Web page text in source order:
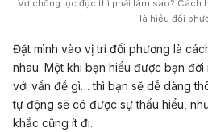
Vợ chồng lục đục thì phải làm sao? Cách
là hiểu đối
Đặt mình vào vị trí đối phương là
nhau. Một khi bạn hiểu được bạn
với vấn đề gì… thì bạn sẽ dễ dàng
tự động sẽ có được sự thấu hiểu,
khắc cũng ít đi.